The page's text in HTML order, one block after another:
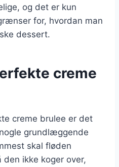
og det er kun
for, hvordan man
dessert.
creme
creme brulee er det
grundlæggende
skal fløden
ikke koger over,